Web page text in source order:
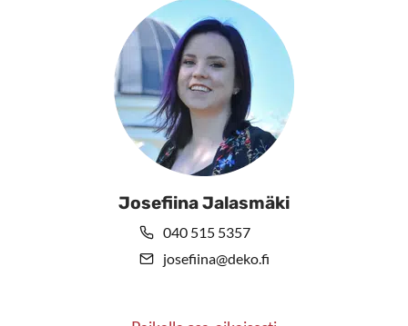
Josefiina Jalasmäki
040 515 5357
josefiina@deko.fi